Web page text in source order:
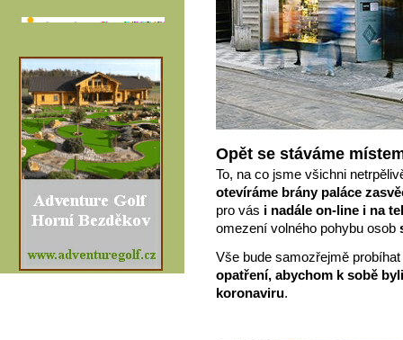
Opět se stáváme
To, na co jsme všichni
otevíráme brány paláce
pro vás i nadále on-line i na
omezení volného pohybu osob
Vše bude samozřejmě probíhat
opatření, abychom k sobě
koronaviru.